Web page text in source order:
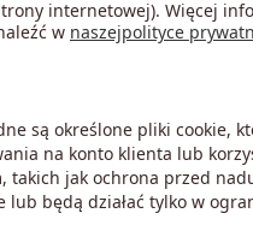
Brak wartości parametru lub